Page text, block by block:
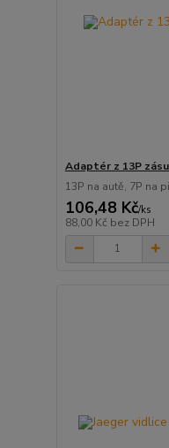
Adaptér z 13P
13P na autě, 7P na
106,48 Kč/ks
88,00 Kč bez DPH